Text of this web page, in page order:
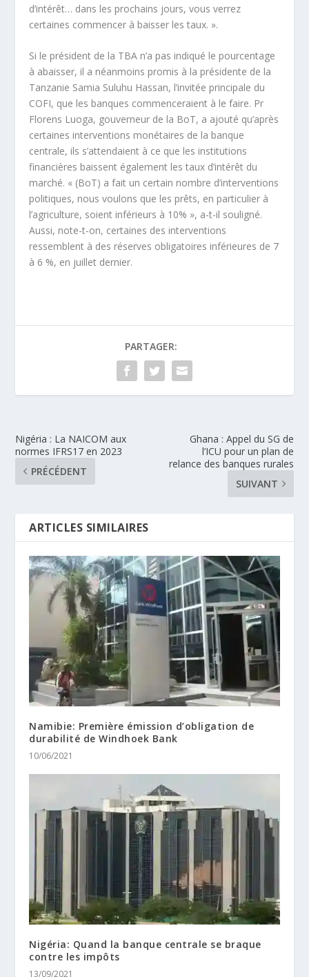
d’intérêt… dans les prochains jours, vous verrez
certaines commencer à baisser les taux. ».
Si le président de la TBA n’a pas indiqué le pourcentage
à abaisser, il a néanmoins promis à la présidente de la
Tanzanie Samia Suluhu Hassan, l’invitée principale du
COFI, que les banques commenceraient à le faire. Pr
Florens Luoga, gouverneur de la BoT, a ajouté qu’après
certaines interventions monétaires de la banque
centrale, ils s’attendaient à ce que les institutions
financières baissent également les taux d’intérêt du
marché. « (BoT) a fait un certain nombre d’interventions
politiques, nous voulons que les prêts, en particulier à
l’agriculture, soient inférieurs à 10% », a-t-il souligné.
Aussi, note-t-on, certaines des interventions
ressemblent à des réserves obligatoires inférieures de 7
à 6 %, en juillet dernier.
PARTAGER:
Nigéria : La NAICOM aux
normes IFRS17 en 2023
PRÉCÉDENT
Ghana : Appel du SG de
l’ICU pour un plan de
relance des banques rurales
SUIVANT
ARTICLES SIMILAIRES
Namibie: Première émission d’obligation de
durabilité de Windhoek Bank
10/06/2021
Nigéria: Quand la banque centrale se braque
contre les impôts
13/09/2021